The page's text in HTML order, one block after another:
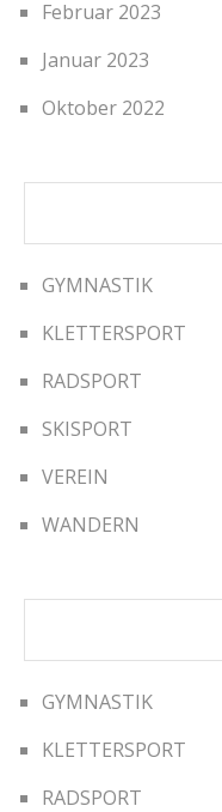
Februar 2023
Januar 2023
Oktober 2022
GYMNASTIK
KLETTERSPORT
RADSPORT
SKISPORT
VEREIN
WANDERN
GYMNASTIK
KLETTERSPORT
RADSPORT